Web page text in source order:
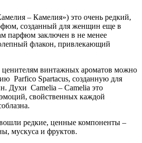
– Камелия») это очень редкий,
созданный для женщин еще в
парфюм заключен в не менее
флакон, привлекающий
винтажных ароматов можно
Parfico Spartacus, созданную для
Духи Camelia – Camelia это
свойственных каждой
редкие, ценные компоненты –
мускуса и фруктов.